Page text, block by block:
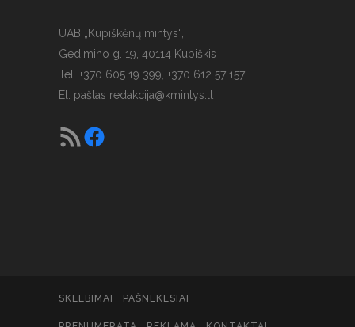
UAB „Kupiškėnų mintys“,
Gedimino g. 19, 40114 Kupiškis
Tel. +370 605 19 399, +370 612 57 157.
El. paštas redakcija@kmintys.lt
SKELBIMAI PAŠNEKESIAI